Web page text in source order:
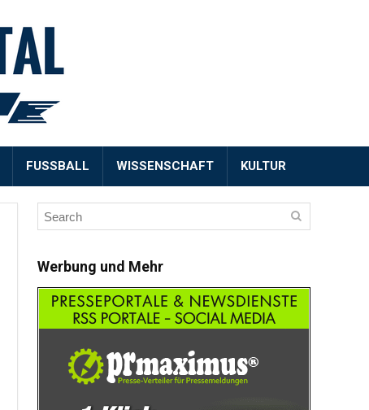
FUSSBALL WISSENSCHAFT KULTUR
Werbung und Mehr